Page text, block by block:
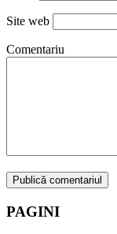
Site web
Comentariu
PAGINI